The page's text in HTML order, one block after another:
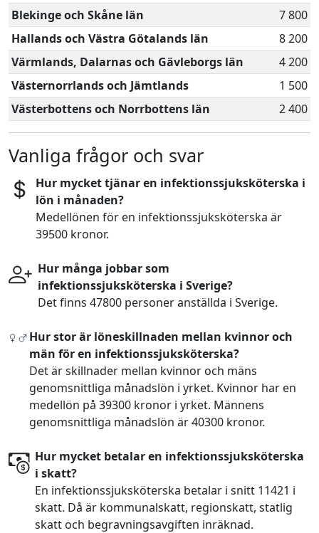
Blekinge och Skåne län
7 800
Hallands och Västra Götalands län
8 200
Värmlands, Dalarnas och Gävleborgs län
4 200
Västernorrlands och Jämtlands
1 500
Västerbottens och Norrbottens län
2 400
Vanliga frågor och svar
Hur mycket tjänar en infektionssjuksköterska i
lön i månaden?
Medellönen för en infektionssjuksköterska är
39500 kronor.
Hur många jobbar som
infektionssjuksköterska i Sverige?
Det finns 47800 personer anställda i Sverige.
Hur stor är löneskillnaden mellan kvinnor och
män för en infektionssjuksköterska?
Det är skillnader mellan kvinnor och mäns
genomsnittliga månadslön i yrket. Kvinnor har en
medellön på 39300 kronor i yrket. Männens
genomsnittliga månadslön är 40300 kronor.
Hur mycket betalar en infektionssjuksköterska
i skatt?
En infektionssjuksköterska betalar i snitt 11421 i
skatt. Då är kommunalskatt, regionskatt, statlig
skatt och begravningsavgiften inräknad.